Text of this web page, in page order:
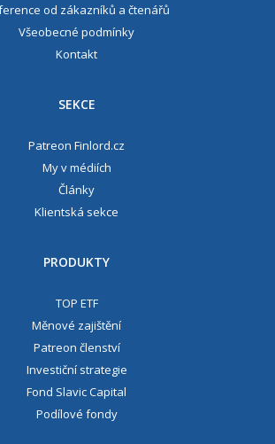
od zákazníků a čtenářů
Všeobecné podmínky
Kontakt
SEKCE
Patreon Finlord.cz
My v médiích
Články
Klientská sekce
PRODUKTY
TOP ETF
Měnové zajištění
Patreon členství
Investiční strategie
Fond Slavic Capital
Podílové fondy